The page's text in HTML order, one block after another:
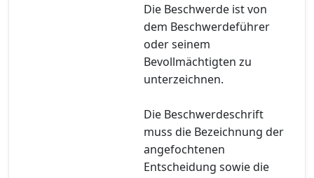
Die Beschwerde ist von
dem Beschwerdeführer
oder seinem
Bevollmächtigten zu
unterzeichnen.
Die Beschwerdeschrift
muss die Bezeichnung der
angefochtenen
Entscheidung sowie die